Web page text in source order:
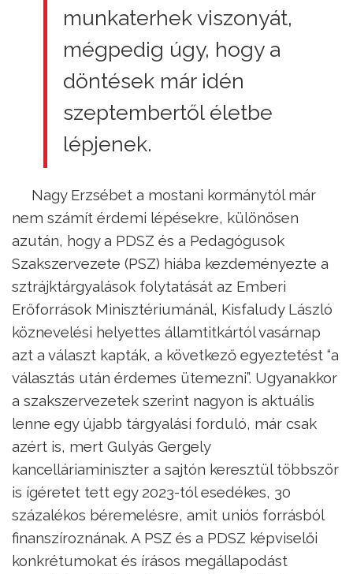
munkaterhek viszonyát,
mégpedig úgy, hogy a
döntések már idén
szeptembertől életbe
lépjenek.
Nagy Erzsébet a mostani kormánytól már
nem számít érdemi lépésekre, különösen
azután, hogy a PDSZ és a Pedagógusok
Szakszervezete (PSZ) hiába kezdeményezte a
sztrájktárgyalások folytatását az Emberi
Erőforrások Minisztériumánál, Kisfaludy László
köznevelési helyettes államtitkártól vasárnap
azt a választ kapták, a következő egyeztetést “a
választás után érdemes ütemezni”. Ugyanakkor
a szakszervezetek szerint nagyon is aktuális
lenne egy újabb tárgyalási forduló, már csak
azért is, mert Gulyás Gergely
kancelláriaminiszter a sajtón keresztül többször
is ígéretet tett egy 2023-tól esedékes, 30
százalékos béremelésre, amit uniós forrásból
finanszíroznának. A PSZ és a PDSZ képviselői
konkrétumokat és írásos megállapodást